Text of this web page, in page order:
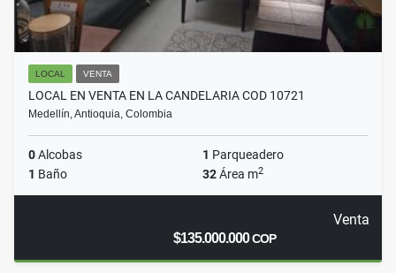
LOCAL VENTA
LOCAL EN VENTA EN LA CANDELARIA COD 10721
Medellín, Antioquia, Colombia
0Alcobas 1 Parqueadero
1 Baño 32Área m2
Venta
$135.000.000COP